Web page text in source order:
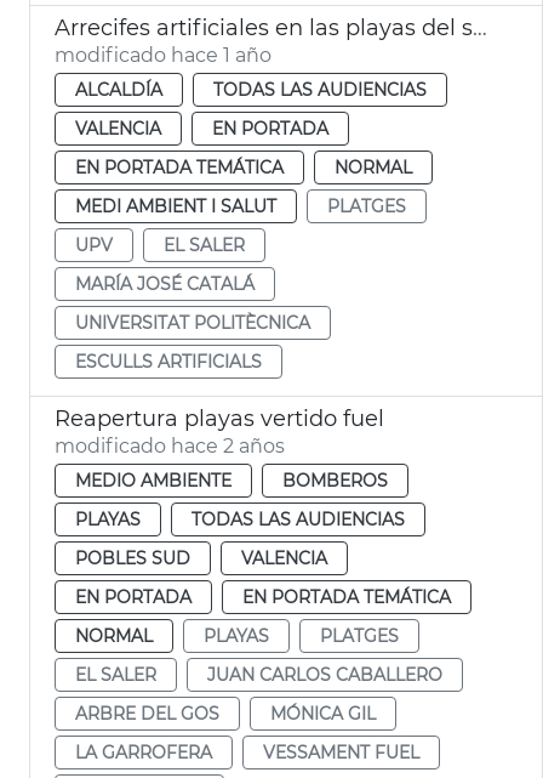
Arrecifes artificiales en las playas del sur
modificado hace 1 año
ALCALDÍA
TODAS LAS AUDIENCIAS
VALENCIA
EN PORTADA
EN PORTADA TEMÁTICA
NORMAL
MEDI AMBIENT I SALUT
PLATGES
UPV
EL SALER
MARÍA JOSÉ CATALÁ
UNIVERSITAT POLITÈCNICA
ESCULLS ARTIFICIALS
Reapertura playas vertido fuel
modificado hace 2 años
MEDIO AMBIENTE
BOMBEROS
PLAYAS
TODAS LAS AUDIENCIAS
POBLES SUD
VALENCIA
EN PORTADA
EN PORTADA TEMÁTICA
NORMAL
PLAYAS
PLATGES
EL SALER
JUAN CARLOS CABALLERO
ARBRE DEL GOS
MÓNICA GIL
LA GARROFERA
VESSAMENT FUEL